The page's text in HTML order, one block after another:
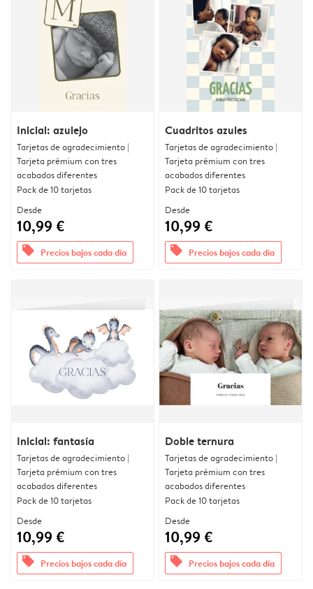
Inicial: azulejo
Tarjetas de agradecimiento |
Tarjeta prémium con tres
acabados diferentes
Pack de 10 tarjetas
Desde
10,99 €
offers Precios bajos cada día
Cuadritos azules
Tarjetas de agradecimiento |
Tarjeta prémium con tres
acabados diferentes
Pack de 10 tarjetas
Desde
10,99 €
offers Precios bajos cada día
Inicial: fantasía
Tarjetas de agradecimiento |
Tarjeta prémium con tres
acabados diferentes
Pack de 10 tarjetas
Desde
10,99 €
offers Precios bajos cada día
Doble ternura
Tarjetas de agradecimiento |
Tarjeta prémium con tres
acabados diferentes
Pack de 10 tarjetas
Desde
10,99 €
offers Precios bajos cada día